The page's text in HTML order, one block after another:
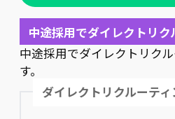
中途採用でダイレクトリ
中途採用でダイレクトリク
す。
ダイレクトリクルーテ